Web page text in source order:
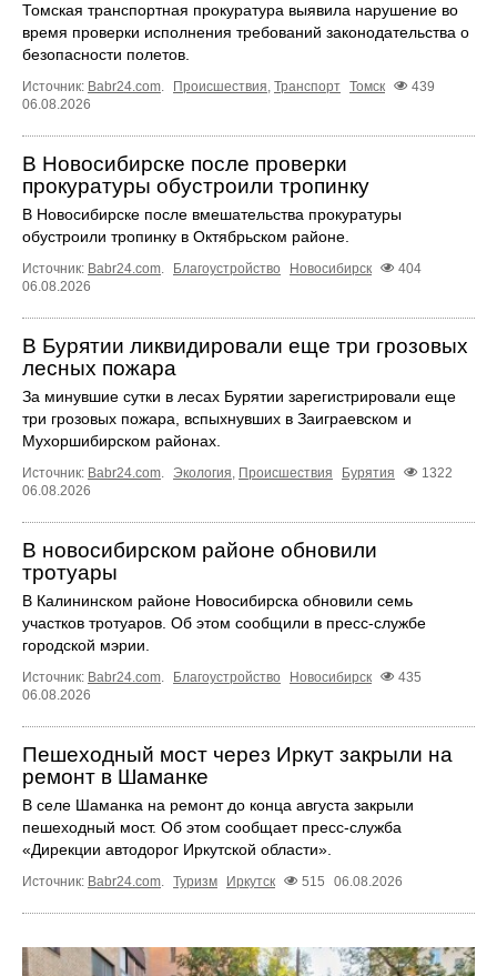
Томская транспортная прокуратура выявила нарушение во
время проверки исполнения требований законодательства о
безопасности полетов.
Источник: Babr24.com Происшествия Транспорт Томск
439
06.08.2026
В Новосибирске после проверки
прокуратуры обустроили тропинку
В Новосибирске после вмешательства прокуратуры
обустроили тропинку в Октябрьском районе.
Источник: Babr24.com Благоустройство Новосибирск
404
06.08.2026
В Бурятии ликвидировали еще три грозовых
лесных пожара
За минувшие сутки в лесах Бурятии зарегистрировали еще
три грозовых пожара, вспыхнувших в Заиграевском и
Мухоршибирском районах.
Источник: Babr24.com. Экология, Происшествия Бурятия
1322
06.08.2026
В новосибирском районе обновили
тротуары
В Калининском районе Новосибирска обновили семь
участков тротуаров. Об этом сообщили в пресс-службе
городской мэрии.
Источник: Babr24.com. Благоустройство Новосибирск
435
06.08.2026
Пешеходный мост через Иркут закрыли на
ремонт в Шаманке
В селе Шаманка на ремонт до конца августа закрыли
пешеходный мост. Об этом сообщает пресс‑служба
«Дирекции автодорог Иркутской области».
Источник: Babr24.com. Туризм Иркутск 515 06.08.2026